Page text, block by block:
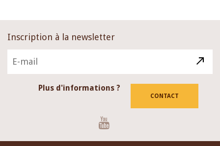
Inscription à la newsletter
Plus d'informations ?
CONTACT